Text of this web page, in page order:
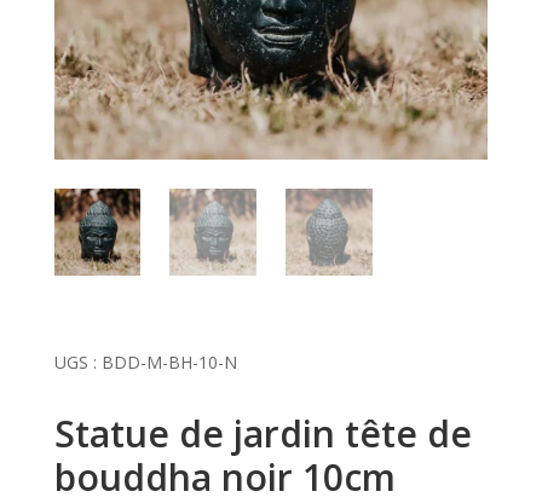
UGS : BDD-M-BH-10-N
Statue de jardin tête de
bouddha noir 10cm